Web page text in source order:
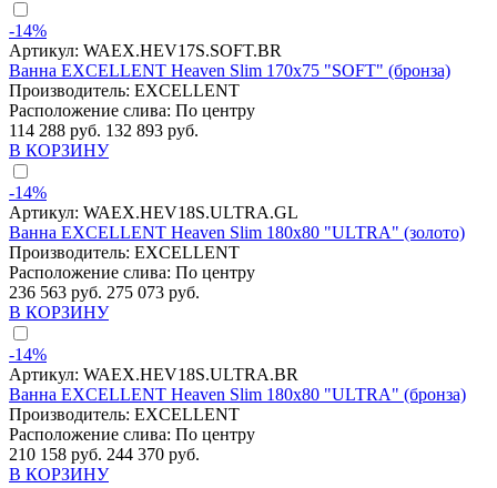
-14%
Артикул: WAEX.HEV17S.SOFT.BR
Ванна EXCELLENT Heaven Slim 170x75 "SOFT" (бронза)
Производитель: EXCELLENT
Расположение слива: По центру
114 288 руб. 132 893 руб.
В КОРЗИНУ
-14%
Артикул: WAEX.HEV18S.ULTRA.GL
Ванна EXCELLENT Heaven Slim 180x80 "ULTRA" (золото)
Производитель: EXCELLENT
Расположение слива: По центру
236 563 руб. 275 073 руб.
В КОРЗИНУ
-14%
Артикул: WAEX.HEV18S.ULTRA.BR
Ванна EXCELLENT Heaven Slim 180x80 "ULTRA" (бронза)
Производитель: EXCELLENT
Расположение слива: По центру
210 158 руб. 244 370 руб.
В КОРЗИНУ